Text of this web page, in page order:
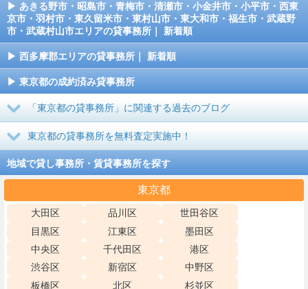
あきる野市・昭島市・青梅市・清瀬市・小金井市・小平市・西東
京市・羽村市・東久留米市・東村山市・東大和市・福生市・武蔵野
市・武蔵村山市エリアの貸事務所｜ 新着順
西多摩郡エリアの貸事務所｜ 新着順
東京都の成約済み貸事務所
「東京都の貸事務所」に関連する過去のブログ
東京都の貸事務所を無料査定実施中！
地域で貸し事務所・賃貸事務所を探す
東京都
大田区 品川区
世田谷区
目黒区
江東区
墨田区
中央区
千代田区
港区
渋谷区
新宿区
中野区
板橋区
北区
杉並区